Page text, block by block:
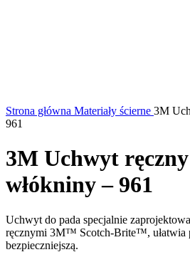
Strona główna Materiały ścierne 3M
961
3M Uchwyt
włókniny – 961
Uchwyt do pada specjalnie
ręcznymi 3M™ Scotch-Brite™, ułatwia
bezpieczniejszą.